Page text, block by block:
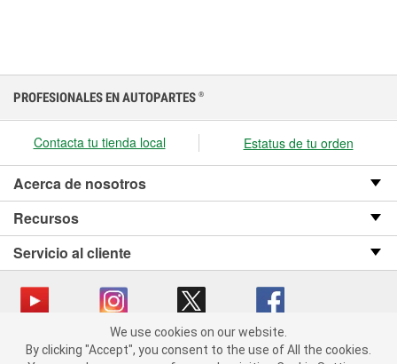
We use cookies on our website. By clicking "Accept", you consent
to the use of All the cookies.
PROFESIONALES EN AUTOPARTES ®
Contacta tu tienda local Estatus de tu orden
Acerca de nosotros
Recursos
Servicio al cliente
Copyright © 2008-2026 O’Reilly Auto Parts v OST_3.2.0.0.729 (3) cv1361
We use cookies on our website.
By clicking "Accept", you consent to the use of All the cookies.